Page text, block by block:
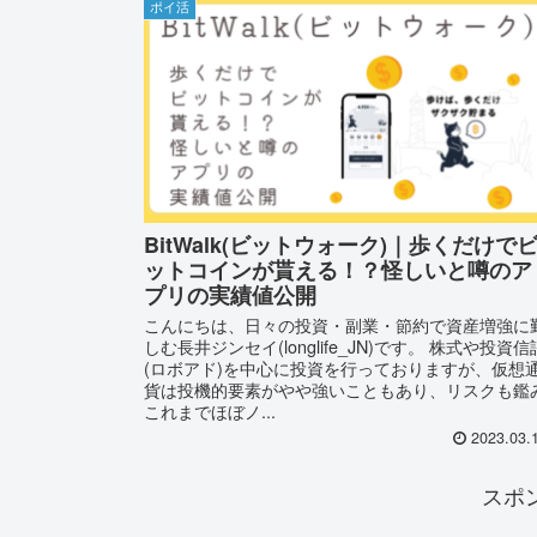
ポイ活
BitWalk(ビットウォーク)｜歩くだけでビ
ットコインが貰える！？怪しいと噂のア
プリの実績値公開
こんにちは、日々の投資・副業・節約で資産増強に
しむ長井ジンセイ(longlife_JN)です。 株式や投資信
(ロボアド)を中心に投資を行っておりますが、仮想
貨は投機的要素がやや強いこともあり、リスクも鑑
これまでほぼノ...
スポ